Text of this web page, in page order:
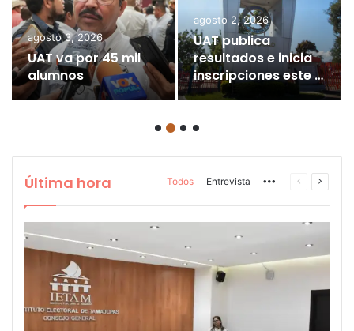
julio 20, 2026
UAT regala
inscripción a
estudiantes de
excelencia
julio 19, 2026
UAT se va de
vacaciones
Última hora Todos Entrevista More Noticia